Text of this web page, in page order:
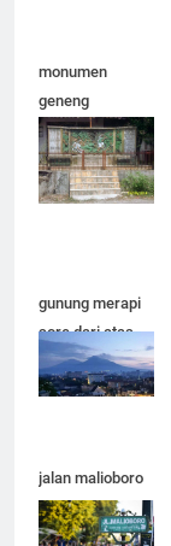
monumen
geneng
sidoagung
godean sleman
gunung merapi
sore dari atas
jalan malioboro
jogja